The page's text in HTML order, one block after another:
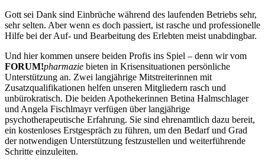
Gott sei Dank sind Einbrüche während des laufenden Betriebs sehr,
sehr selten. Aber wenn es doch passiert, ist rasche und professionelle
Hilfe bei der Auf- und Bearbeitung des Erlebten meist unabdingbar.
Und hier kommen unsere beiden Profis ins Spiel – denn wir vom
FORUM!pharmazie bieten in Krisensituationen persönliche
Unterstützung an. Zwei langjährige Mitstreiterinnen mit
Zusatzqualifikationen helfen unseren Mitgliedern rasch und
unbürokratisch. Die beiden Apothekerinnen Betina Halmschlager
und Angela Fischlmayr verfügen über langjährige
psychotherapeutische Erfahrung. Sie sind ehrenamtlich dazu bereit,
ein kostenloses Erstgespräch zu führen, um den Bedarf und Grad
der notwendigen Unterstützung festzustellen und weiterführende
Schritte einzuleiten.